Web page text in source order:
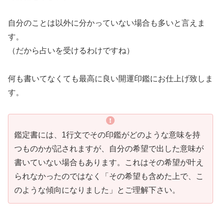
自分のことは以外に分かっていない場合も多いと言えま
す。
（だから占いを受けるわけですね）
何も書いてなくても最高に良い開運印鑑にお仕上げ致しま
す。
鑑定書には、1行文でその印鑑がどのような意味を持
つものかが記されますが、自分の希望で出した意味が
書いていない場合もあります。これはその希望が叶え
られなかったのではなく「その希望も含めた上で、こ
のような傾向になりました」とご理解下さい。